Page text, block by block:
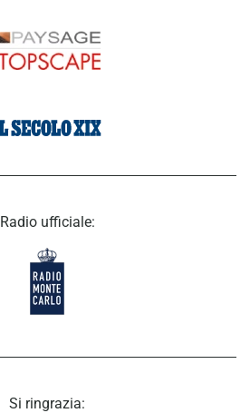
Radio ufficiale:
Si ringrazia: